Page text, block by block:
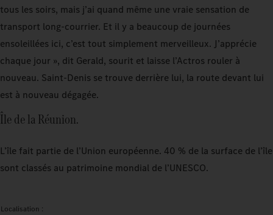
tous les soirs, mais j’ai quand même une vraie sensation de
transport long-courrier. Et il y a beaucoup de journées
ensoleillées ici, c’est tout simplement merveilleux. J’apprécie
chaque jour », dit Gerald, sourit et laisse l’Actros rouler à
nouveau. Saint-Denis se trouve derrière lui, la route devant lui
est à nouveau dégagée.
Île de la Réunion.
L’île fait partie de l’Union européenne. 40 % de la surface de l’île
sont classés au patrimoine mondial de l’UNESCO.
Localisation :